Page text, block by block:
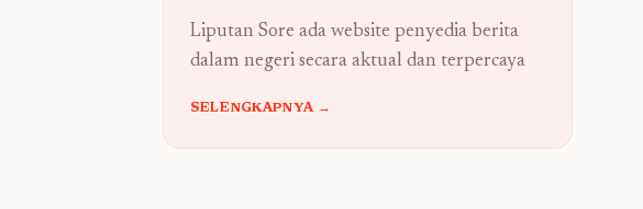
Liputan Sore ada website penyedia berita
dalam negeri secara aktual dan terpercaya
SELENGKAPNYA →